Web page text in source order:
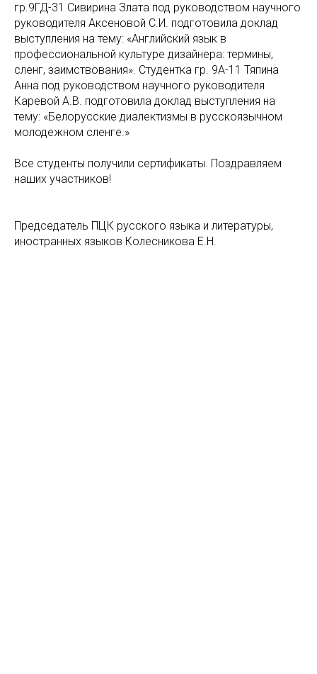
гр.9ГД-31 Сивирина Злата под руководством научного
руководителя Аксеновой С.И. подготовила доклад
выступления на тему: «Английский язык в
профессиональной культуре дизайнера: термины,
сленг, заимствования». Студентка гр. 9А-11 Тяпина
Анна под руководством научного руководителя
Каревой А.В. подготовила доклад выступления на
тему: «Белорусские диалектизмы в русскоязычном
молодежном сленге.»
Все студенты получили сертификаты. Поздравляем
наших участников!
Председатель ПЦК русского языка и литературы,
иностранных языков Колесникова Е.Н.